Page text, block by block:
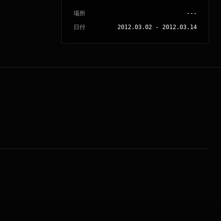
場所
---
日付
2012.03.02 - 2012.03.14